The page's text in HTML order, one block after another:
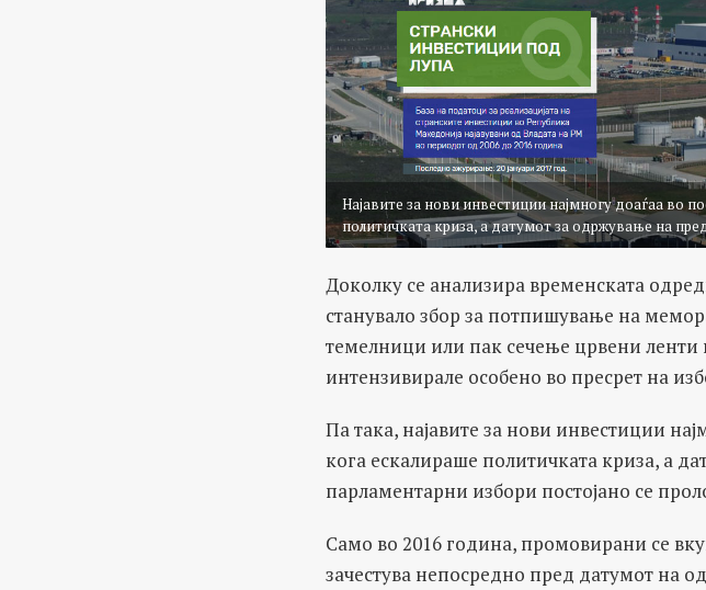
Најавите за нови инвестиции најмногу доаѓаа во
политичката криза, а датумот за одржување на
Доколку се анализира временската
станувало збор за потпишување на
темелници или пак сечење црвени ленти
интензивирале особено во пресрет на
Па така, најавите за нови инвестиции
кога ескалираше политичката криза, а
парламентарни избори постојано се
Само во 2016 година, промовирани се
зачестува непосредно пред датумот на